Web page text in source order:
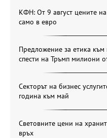
КФН: От 9 август цените
само в евро
Предложение за етика
спести на Тръмп милиони
Секторът на бизнес
година към май
Световните цени на
връх